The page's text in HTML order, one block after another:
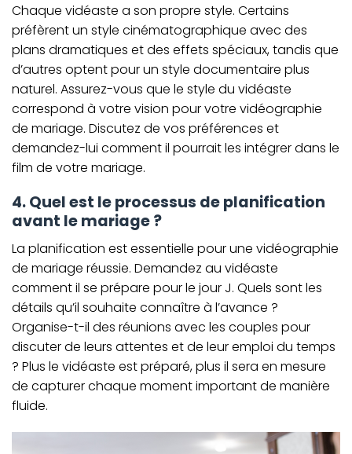
Chaque vidéaste a son propre style. Certains
préfèrent un style cinématographique avec des
plans dramatiques et des effets spéciaux, tandis que
d’autres optent pour un style documentaire plus
naturel. Assurez-vous que le style du vidéaste
correspond à votre vision pour votre vidéographie
de mariage. Discutez de vos préférences et
demandez-lui comment il pourrait les intégrer dans le
film de votre mariage.
4. Quel est le processus de planification
avant le mariage ?
La planification est essentielle pour une vidéographie
de mariage réussie. Demandez au vidéaste
comment il se prépare pour le jour J. Quels sont les
détails qu’il souhaite connaître à l’avance ?
Organise-t-il des réunions avec les couples pour
discuter de leurs attentes et de leur emploi du temps
? Plus le vidéaste est préparé, plus il sera en mesure
de capturer chaque moment important de manière
fluide.